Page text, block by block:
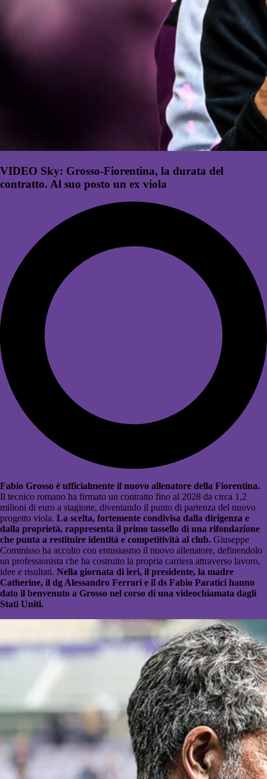
VIDEO Sky: Grosso-Fiorentina, la durata del
contratto. Al suo posto un ex viola
Fabio Grosso è ufficialmente il nuovo allenatore della Fiorentina.
Il tecnico romano ha firmato un contratto fino al 2028 da circa 1,2
milioni di euro a stagione, diventando il punto di partenza del nuovo
progetto viola. La scelta, fortemente condivisa dalla dirigenza e
dalla proprietà, rappresenta il primo tassello di una rifondazione
che punta a restituire identità e competitività al club. Giuseppe
Commisso ha accolto con entusiasmo il nuovo allenatore, definendolo
un professionista che ha costruito la propria carriera attraverso lavoro,
idee e risultati. Nella giornata di ieri, il presidente, la madre
Catherine, il dg Alessandro Ferrari e il ds Fabio Paratici hanno
dato il benvenuto a Grosso nel corso di una videochiamata dagli
Stati Uniti.